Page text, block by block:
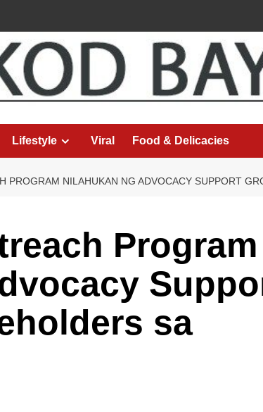
Lifestyle Viral Food & Delicacies
PROGRAM NILAHUKAN NG ADVOCACY SUPPORT
Program
sa